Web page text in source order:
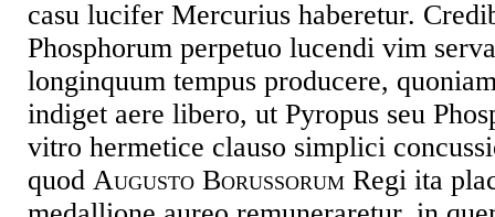
casu lucifer Mercurius haberetur.
Phosphorum perpetuo lucendi vim
longinquum tempus producere,
indiget aere libero, ut Pyropus seu
vitro hermetice clauso simplici
quod Augusto Borussorum Regi ita